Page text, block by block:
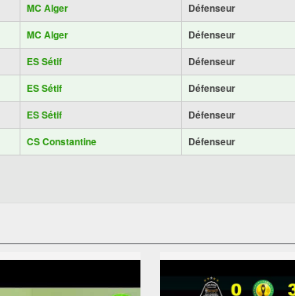
MC Alger
Défenseur
MC Alger
Défenseur
ES Sétif
Défenseur
ES Sétif
Défenseur
ES Sétif
Défenseur
CS Constantine Défenseur